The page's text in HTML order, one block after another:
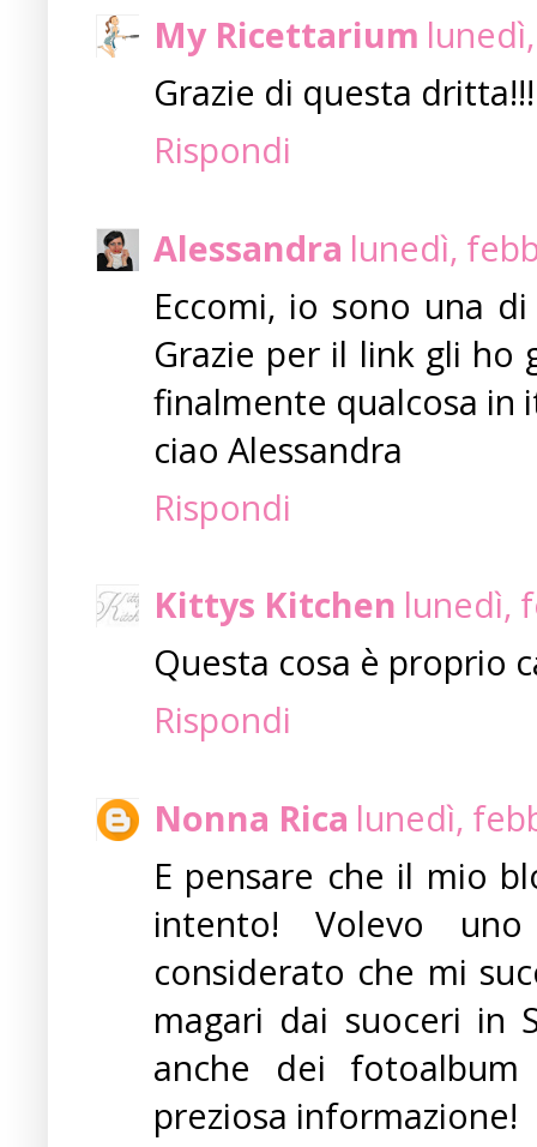
My Ricettarium
Grazie di questa
Rispondi
Alessandra lunedì,
Eccomi, io sono una
Grazie per il link gli
finalmente qualcosa in
ciao Alessandra
Rispondi
Kittys Kitchen lunedì,
Questa cosa è proprio
Rispondi
Nonna Rica lunedì,
E pensare che il mio
intento! Volevo
considerato che mi
magari dai suoceri in
anche dei
preziosa informazione!